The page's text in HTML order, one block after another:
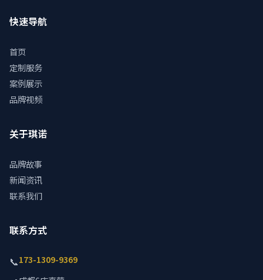
快速导航
首页
定制服务
案例展示
品牌视频
关于琪诺
品牌故事
新闻资讯
联系我们
联系方式
📞173-1309-9369